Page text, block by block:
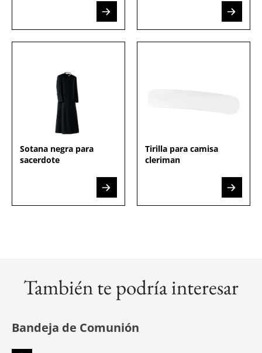
Sotana negra para
sacerdote
Tirilla para camisa
cleriman
También te podría interesar
Bandeja de Comunión